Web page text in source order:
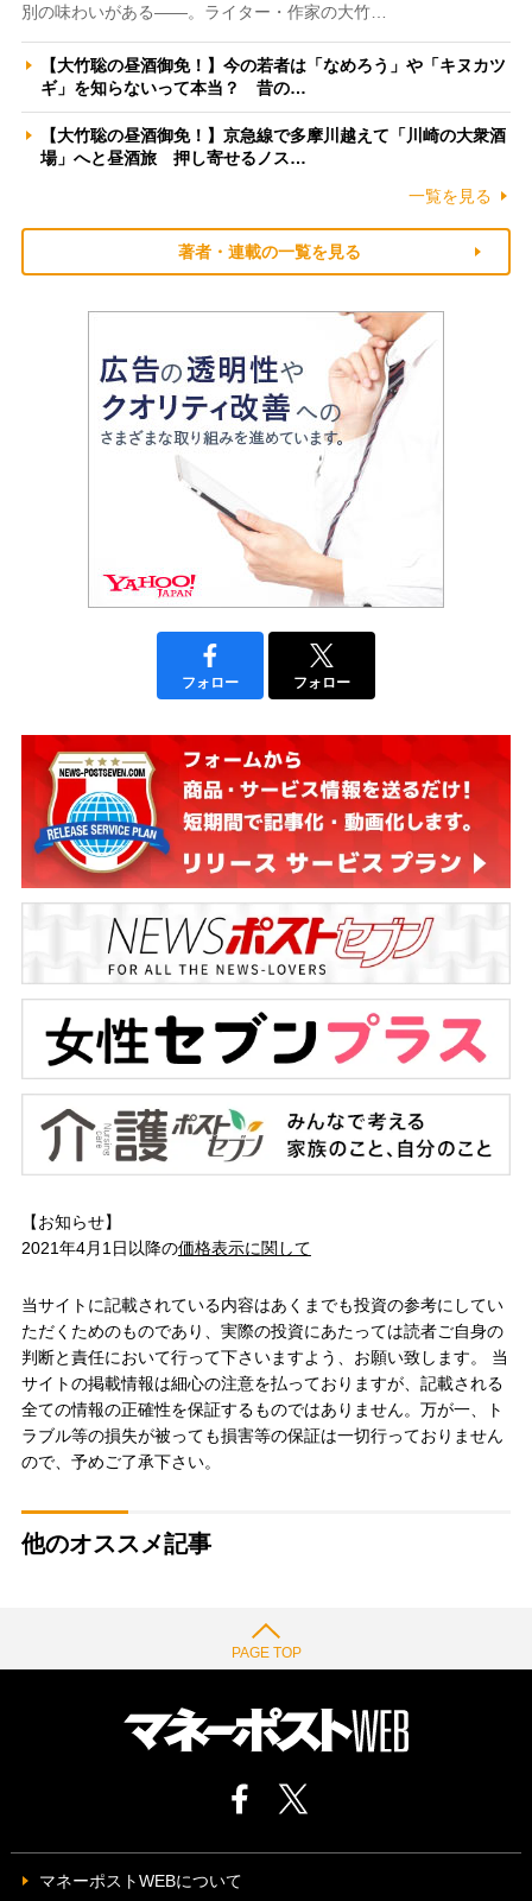
別の味わいがある――。ライター・作家の大竹…
【大竹聡の昼酒御免！】今の若者は「なめろう」や「キヌカツ
ギ」を知らないって本当？ 昔の…
【大竹聡の昼酒御免！】京急線で多摩川越えて「川崎の大衆酒
場」へと昼酒旅 押し寄せるノス…
一覧を見る
著者・連載の一覧を見る
フォロー フォロー
【お知らせ】
2021年4月1日以降の価格表示に関して
当サイトに記載されている内容はあくまでも投資の参考にしてい
ただくためのものであり、実際の投資にあたっては読者ご自身の
判断と責任において行って下さいますよう、お願い致します。 当
サイトの掲載情報は細心の注意を払っておりますが、記載される
全ての情報の正確性を保証するものではありません。万が一、ト
ラブル等の損失が被っても損害等の保証は一切行っておりません
ので、予めご了承下さい。
他のオススメ記事
PAGE TOP
マネーポストWEBについて